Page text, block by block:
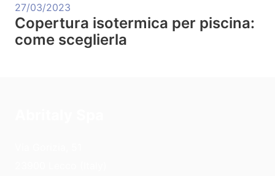
27/03/2023
Copertura isotermica per piscina:
come sceglierla